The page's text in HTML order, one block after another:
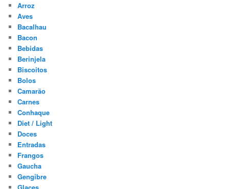
Arroz
Aves
Bacalhau
Bacon
Bebidas
Berinjela
Biscoitos
Bolos
Camarão
Carnes
Conhaque
Diet / Light
Doces
Entradas
Frangos
Gaucha
Gengibre